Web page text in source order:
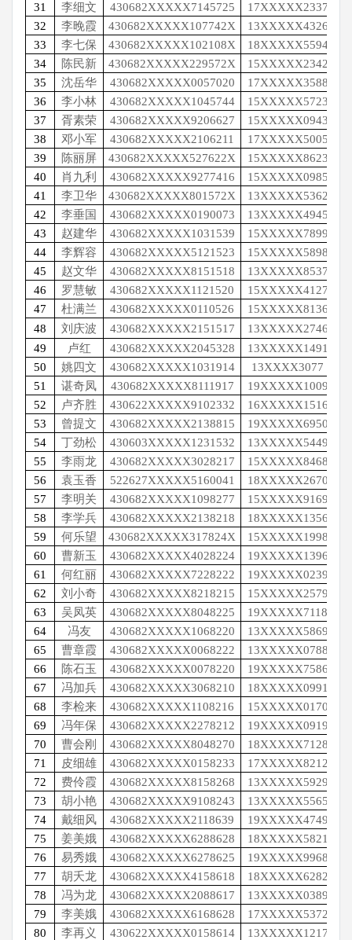
31
李细文 430682XXXXX7145725
17XXXXX2337
32
李晚霞 430682XXXXX107742X
13XXXXX4326
33
李七保 430682XXXXX102108X
18XXXXX5594
34
陈民新 430682XXXXX229572X
15XXXXX2342
35
沈岳华 430682XXXXX0057020
17XXXXX3588
36
李小林 430682XXXXX1045744
15XXXXX5723
37
胥素荣 430682XXXXX9206627
15XXXXX0943
38
邓小军 430682XXXXX2106211
17XXXXX5005
39
陈丽屏 430682XXXXX527622X
15XXXXX8623
40
肖九利 430682XXXXX9277416
15XXXXX0985
41
李卫华 430682XXXXX801572X
13XXXXX5362
42
李垂国 430682XXXXX0190073
13XXXXX4945
43
赵建华 430682XXXXX1031539 15XXXXX7899
44
李辉容 430682XXXXX5121523 15XXXXX5898
45
赵文华 430682XXXXX8151518 13XXXXX8537
46
罗慧敏 430682XXXXX1121520
15XXXXX4127
47
杜满兰 430682XXXXX0110526 15XXXXX8136
48
刘庆波 430682XXXXX2151517 13XXXXX2746
49 卢红 430682XXXXX2045328 13XXXXX1491
50
姚四文 430682XXXXX1031914 13XXXX3077
51
谌奇凤 430682XXXXX8111917 19XXXXX1009
52
卢齐胜 430622XXXXX9102332
16XXXXX1516
53
曾提文 430682XXXXX2138815 19XXXXX6950
54
丁劲松 430603XXXXX1231532
13XXXXX5449
55
李雨龙 430682XXXXX3028217
15XXXXX8468
56
袁玉香 522627XXXXX5160041
18XXXXX2670
57
李明关 430682XXXXX1098277
15XXXXX9169
58
李学兵 430682XXXXX2138218
18XXXXX1356
59
何乐望 430682XXXXX317824X
15XXXXX1998
60
曹新玉 430682XXXXX4028224
19XXXXX1396
61
何红丽 430682XXXXX7228222
19XXXXX0239
62
刘小奇 430682XXXXX8218215
15XXXXX2579
63
吴凤英 430682XXXXX8048225
19XXXXX7118
64
冯友 430682XXXXX1068220
13XXXXX5869
65
曹章霞 430682XXXXX0068222
13XXXXX0788
66
陈石玉 430682XXXXX0078220
19XXXXX7586
67
冯加兵 430682XXXXX3068210
18XXXXX0991
68
李检来 430682XXXXX1108216
15XXXXX0170
69
冯年保 430682XXXXX2278212
19XXXXX0919
70
曹会刚 430682XXXXX8048270
18XXXXX7128
71
皮细雄 430682XXXXX0158233
17XXXXX8212
72
费伶霞 430682XXXXX8158268
13XXXXX5929
73
胡小艳 430682XXXXX9108243
13XXXXX5565
74
戴细风 430682XXXXX2118639
19XXXXX4749
75
姜美娥 430682XXXXX6288628
18XXXXX5821
76
易秀娥 430682XXXXX6278625
19XXXXX9968
77
胡夭龙 430682XXXXX4158618
18XXXXX6282
78
冯为龙 430682XXXXX2088617
13XXXXX0389
79
李美娥 430682XXXXX6168628
17XXXXX5372
80
李再义 430622XXXXX0158614
13XXXXX1217